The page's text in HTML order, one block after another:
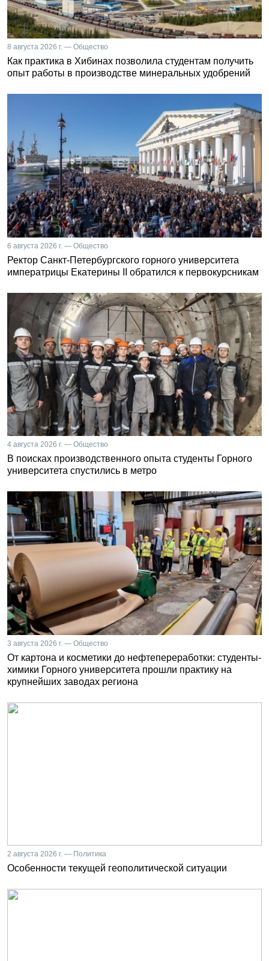
8 августа 2026 г. — Общество
Как практика в Хибинах позволила студентам получить
опыт работы в производстве минеральных удобрений
6 августа 2026 г. — Общество
Ректор Санкт-Петербургского горного университета
императрицы Екатерины II обратился к первокурсникам
4 августа 2026 г. — Общество
В поисках производственного опыта студенты Горного
университета спустились в метро
3 августа 2026 г. — Общество
От картона и косметики до нефтепереработки: студенты-
химики Горного университета прошли практику на
крупнейших заводах региона
2 августа 2026 г. — Политика
Особенности текущей геополитической ситуации